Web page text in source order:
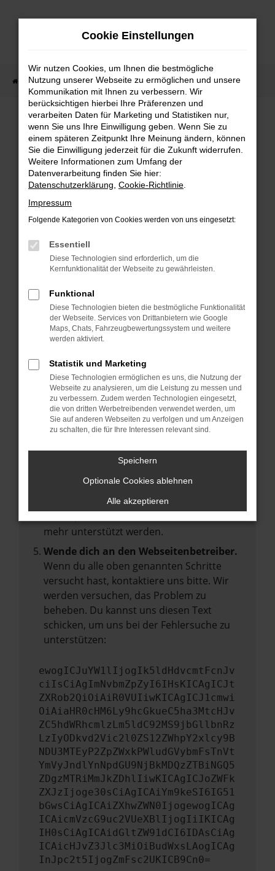
Zum
Startseite Fahrzeugangebote Fahrzeug-Showroom
Fehler: Network Error
Beim Laden ist ein Fehler aufgetreten.
Hier sind ein paar Tipps, die dir helfen können:
Internetverbindung.
Laden andere Webseiten, zum Beispiel
Prüfe deine Browsererweiterungen.
Manche Erweiterungen, wie Werbeblocker,
können das Laden bestimmter Seiten
verhindern. Funktioniert die Seite in einem
anderen Browser oder in einem privaten
Fenster?
Starte dein Gerät neu.
Das kann manchmal helfen,
vorübergehende Probleme zu beheben.
Betriebssystem auf dem neuesten Stand
Veraltete Software birgt nicht nur ein
Sicherheitsrisiko, sondern kann auch dazu
mehr unterstützt werden.
Wende dich an den Webseitenbetreiber.
Wenn du alle oben genannten Schritte
versucht hast, kontaktiere uns bitte. Wir
werden versuchen, das Problem zu
beheben. Du kannst uns diesen Text
schicken, um uns bei der Fehlersuche zu
unterstützen:
ewogICJuYW1lIjogIk5ldHdvcmtFcnJv
ciIsCiAgImNvbmZpZyI6IHsKICAgICJt
ZXRob2QiOiAiR0VUIiwKICAgICJ1cmwi
OiAiaHR0cHM6Ly9hcGkueC5ha3MtcHJv
ZC5hdWRhcmlzLm5ldC92MS9jbGllbnRz
LzIyODkvd2Vic2l0ZS12ZWhpY2xlcy9B
NDU3MTEyP2ZpZWxkPWludGVybmFsTnVt
YmVyJndlYnNpdGU9NjBkMDQzZTBiNGQ5
ZDgzMTRiMmJkZDhlIiwKICAgICJoZWFk
ZXJzIjoge30sCiAgICAiYm9keSI6IG51
bGwsCiAgICAiZXhwZWN0IjogewogICAg
ICAicmVzcG9uc2VUeXBlIjogIiIKICAg
IH0sCiAgICAidGltZW91dCI6IDAsCiAg
ICAicHJvZ3Jlc3MiOiBudWxsLAogICAg
InJpc2t5IjogZmFsc2UKICB9Cn0=
Cookie Einstellungen
Wir nutzen Cookies, um Ihnen die bestmögliche
Nutzung unserer Webseite zu ermöglichen und unsere
Kommunikation mit Ihnen zu verbessern. Wir
berücksichtigen hierbei Ihre Präferenzen und
verarbeiten Daten für Marketing und Statistiken nur,
wenn Sie uns Ihre Einwilligung geben. Wenn Sie zu
einem späteren Zeitpunkt Ihre Meinung ändern, können
Sie die Einwilligung jederzeit für die Zukunft widerrufen.
Weitere Informationen zum Umfang der
Datenverarbeitung finden Sie hier:
Datenschutzerklärung Cookie-Richtlinie
Impressum
Folgende Kategorien von Cookies werden von uns eingesetzt:
Essentiell
Diese Technologien sind erforderlich, um die
Kernfunktionalität der Webseite zu gewährleisten.
Funktional
Diese Technologien bieten die bestmögliche Funktionalität
der Webseite. Services von Drittanbietern wie Google
Maps, Chats, Fahrzeugbewertungssystem und weitere
werden aktiviert.
Statistik und Marketing
Diese Technologien ermöglichen es uns, die Nutzung der
Webseite zu analysieren, um die Leistung zu messen und
zu verbessern. Zudem werden Technologien eingesetzt,
die von dritten Werbetreibenden verwendet werden, um
Sie auf anderen Webseiten zu verfolgen und um Anzeigen
zu schalten, die für Ihre Interessen relevant sind.
Speichern
Optionale Cookies ablehnen
Alle akzeptieren